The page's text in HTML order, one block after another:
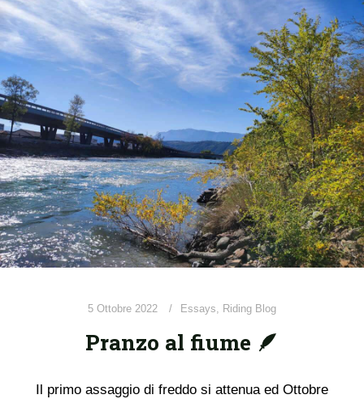
5 Ottobre 2022 Essays Riding Blog
Pranzo al fiume 🪶
Il primo assaggio di freddo si attenua ed Ottobre